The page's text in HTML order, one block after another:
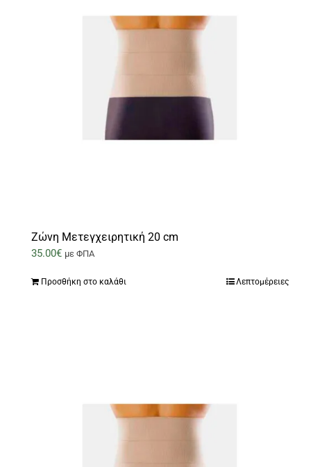
Ζώνη Μετεγχειρητική 20 cm
35.00€ με ΦΠΑ
Προσθήκη στο καλάθι Λεπτομέρειες